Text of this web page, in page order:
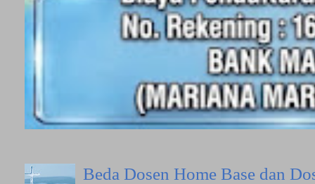
Beda Dosen Home Base dan